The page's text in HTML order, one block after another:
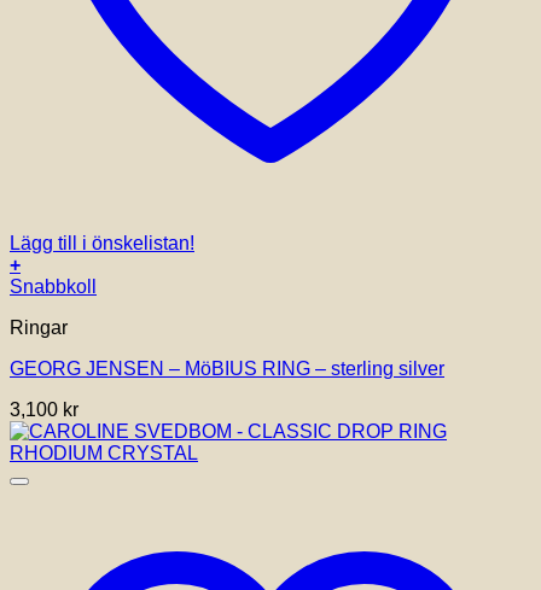
Lägg till i önskelistan!
+
Den
produkten
flera
De
olika
alternativen
kan
Snabbkoll
Ringar
GEORG JENSEN – MöBIUS RING – sterling silver
3,100 kr